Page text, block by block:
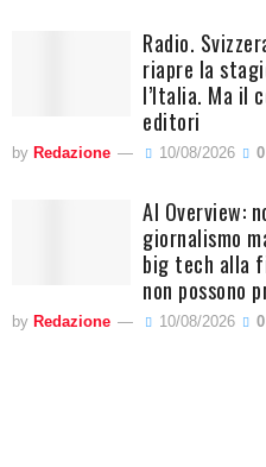
Radio.
riapre la
l’Italia. Ma il
editori
by Redazione 10/08/2026 0
AI Overview:
giornalismo
big tech alla
non possono
by Redazione 10/08/2026 0